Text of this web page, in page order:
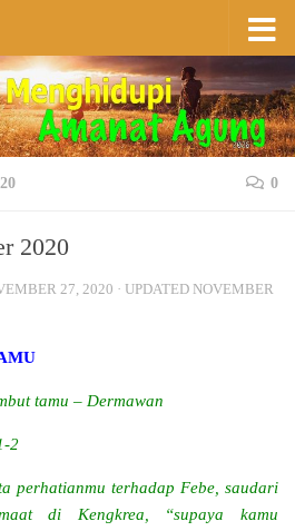
0
2020
27, 2020 · UPDATED NOVEMBER
tamu – Dermawan
2
perhatianmu terhadap Febe, saudari
di Kengkrea, “supaya kamu